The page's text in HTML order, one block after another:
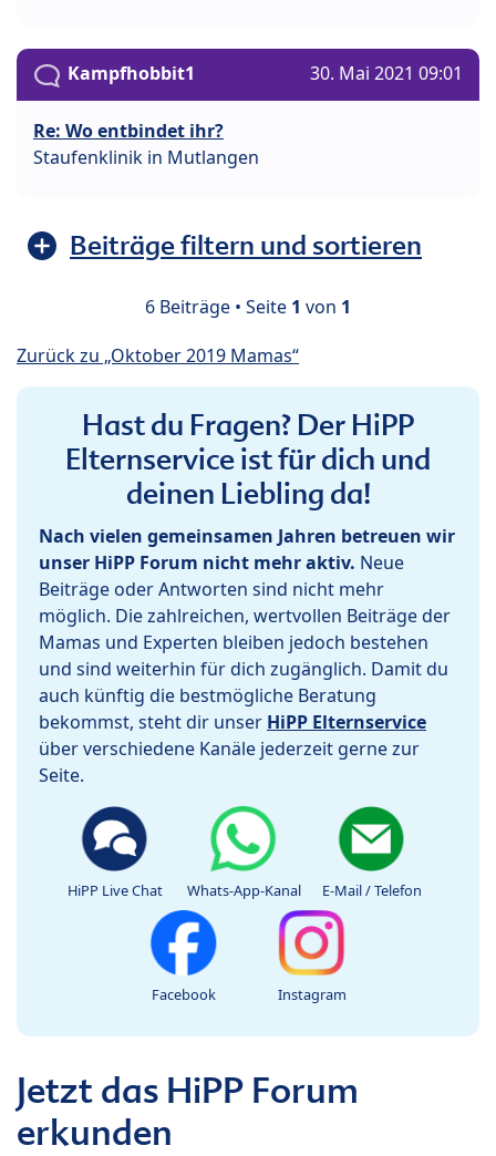
Kampfhobbit1 30. Mai 2021 09:01
Re: Wo entbindet ihr?
Staufenklinik in Mutlangen
Beiträge filtern und sortieren
6 Beiträge • Seite 1 von 1
Zurück zu „Oktober 2019 Mamas“
Hast du Fragen? Der HiPP
Elternservice ist für dich und
deinen Liebling da!
Nach vielen gemeinsamen Jahren betreuen wir
unser HiPP Forum nicht mehr aktiv. Neue
Beiträge oder Antworten sind nicht mehr
möglich. Die zahlreichen, wertvollen Beiträge der
Mamas und Experten bleiben jedoch bestehen
und sind weiterhin für dich zugänglich. Damit du
auch künftig die bestmögliche Beratung
bekommst, steht dir unser HiPP Elternservice
über verschiedene Kanäle jederzeit gerne zur
Seite.
HiPP Live Chat Whats-App-Kanal E-Mail / Telefon
Facebook Instagram
Jetzt das HiPP Forum
erkunden